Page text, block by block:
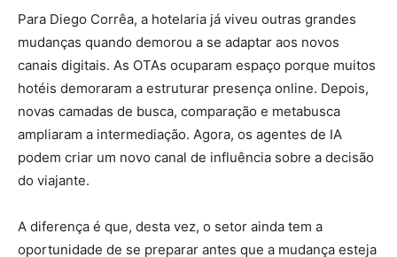
Para Diego Corrêa, a hotelaria já viveu outras grandes
mudanças quando demorou a se adaptar aos novos
canais digitais. As OTAs ocuparam espaço porque muitos
hotéis demoraram a estruturar presença online. Depois,
novas camadas de busca, comparação e metabusca
ampliaram a intermediação. Agora, os agentes de IA
podem criar um novo canal de influência sobre a decisão
do viajante.
A diferença é que, desta vez, o setor ainda tem a
oportunidade de se preparar antes que a mudança esteja